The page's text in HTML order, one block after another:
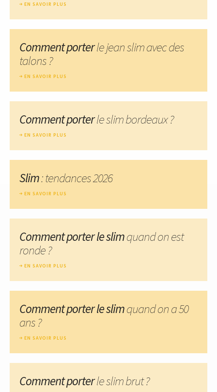
EN SAVOIR PLUS
Comment porterle jean slim avec des
talons ?
EN SAVOIR PLUS
Comment porterle slim bordeaux ?
EN SAVOIR PLUS
Slim: tendances 2026
EN SAVOIR PLUS
Comment porter le slimquand on est
ronde ?
EN SAVOIR PLUS
Comment porter le slimquand on a 50
ans ?
EN SAVOIR PLUS
Comment porterle slim brut ?